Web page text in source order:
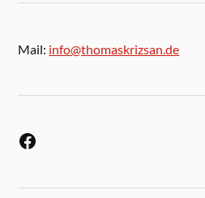
Mail: info@thomaskrizsan.de